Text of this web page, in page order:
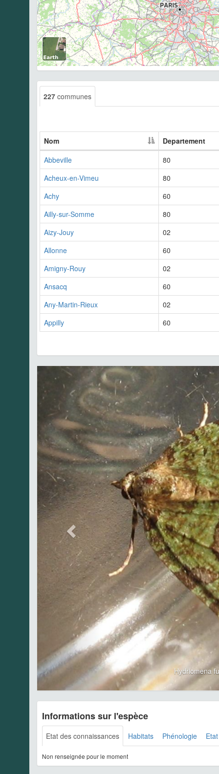
227 communes
Nom
Departement
Abbeville
80
Acheux-en-Vimeu
80
Achy
60
Ailly-sur-Somme
80
Aizy-Jouy
02
Allonne
60
Amigny-Rouy
02
Ansacq
60
Any-Martin-Rieux
02
Appilly
60
Hydriomena
Informations sur l'espèce
Etat des connaissances Habitats Phénologie
Non renseignée pour le moment